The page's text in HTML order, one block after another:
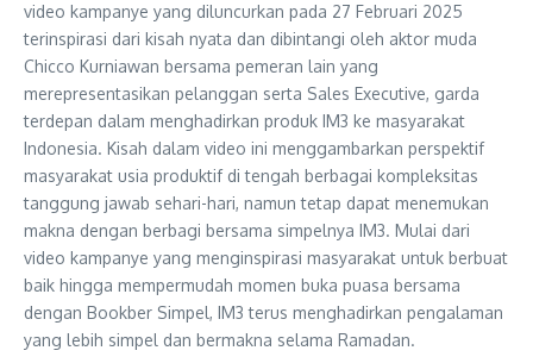
video kampanye yang diluncurkan pada 27 Februari 2025
terinspirasi dari kisah nyata dan dibintangi oleh aktor muda
Chicco Kurniawan bersama pemeran lain yang
merepresentasikan pelanggan serta Sales Executive, garda
terdepan dalam menghadirkan produk IM3 ke masyarakat
Indonesia. Kisah dalam video ini menggambarkan perspektif
masyarakat usia produktif di tengah berbagai kompleksitas
tanggung jawab sehari-hari, namun tetap dapat menemukan
makna dengan berbagi bersama simpelnya IM3. Mulai dari
video kampanye yang menginspirasi masyarakat untuk berbuat
baik hingga mempermudah momen buka puasa bersama
dengan Bookber Simpel, IM3 terus menghadirkan pengalaman
yang lebih simpel dan bermakna selama Ramadan.